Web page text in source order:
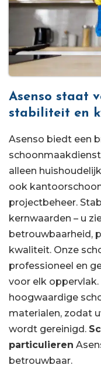
Asenso staat
stabiliteit en
Asenso biedt een
alleen
ook
projectbeheer.
kernwaarden – u
betrouwbaarheid,
kwaliteit. Onze
professioneel en
voor elk
hoogwaardige
materialen, zodat
wordt gereinigd.
particulieren
betrouwbaar.